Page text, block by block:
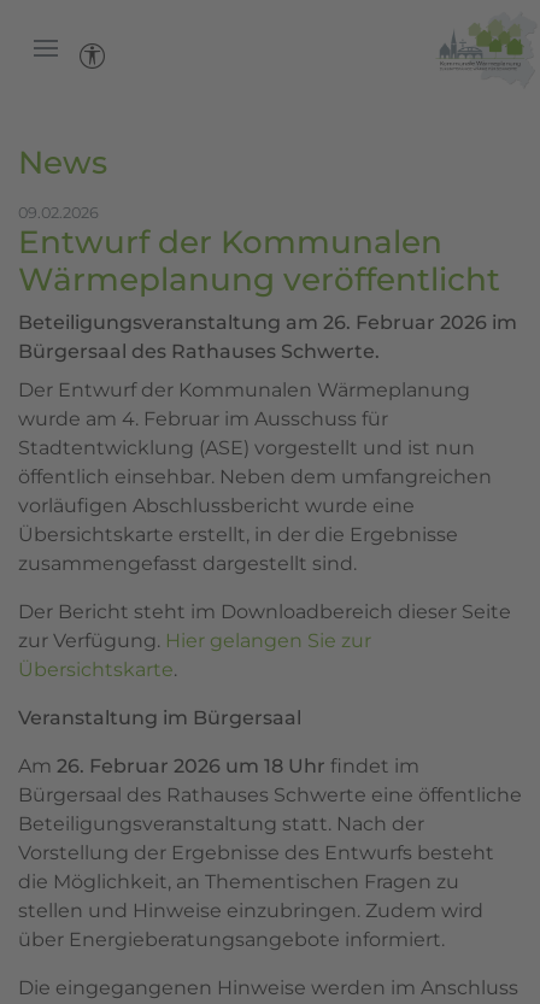
News
09.02.2026
Entwurf der Kommunalen
Wärmeplanung veröffentlicht
Beteiligungsveranstaltung am 26. Februar 2026 im
Bürgersaal des Rathauses Schwerte.
Der Entwurf der Kommunalen Wärmeplanung
wurde am 4. Februar im Ausschuss für
Stadtentwicklung (ASE) vorgestellt und ist nun
öffentlich einsehbar. Neben dem umfangreichen
vorläufigen Abschlussbericht wurde eine
Übersichtskarte erstellt, in der die Ergebnisse
zusammengefasst dargestellt sind.
Der Bericht steht im Downloadbereich dieser Seite
zur Verfügung. Hier gelangen Sie zur
Übersichtskarte.
Veranstaltung im Bürgersaal
Am 26. Februar 2026 um 18 Uhr findet im
Bürgersaal des Rathauses Schwerte eine öffentliche
Beteiligungsveranstaltung statt. Nach der
Vorstellung der Ergebnisse des Entwurfs besteht
die Möglichkeit, an Thementischen Fragen zu
stellen und Hinweise einzubringen. Zudem wird
über Energieberatungsangebote informiert.
Die eingegangenen Hinweise werden im Anschluss